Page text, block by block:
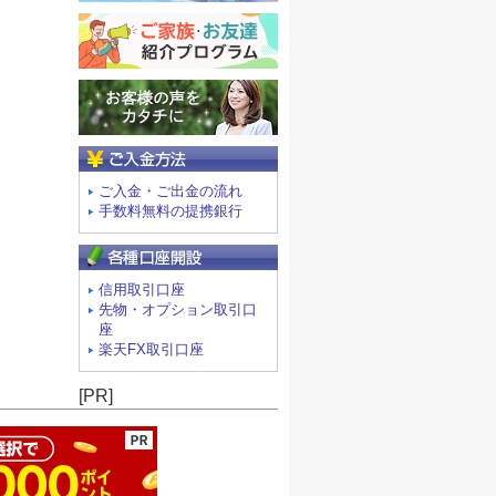
ご入金・ご出金の流れ
手数料無料の提携銀行
信用取引口座
先物・オプション取引口
座
楽天FX取引口座
[PR]